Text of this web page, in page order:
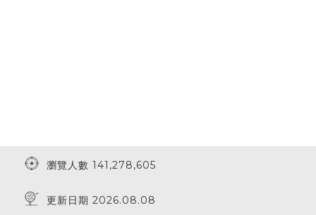
瀏覽人數 141,278,605
更新日期 2026.08.08